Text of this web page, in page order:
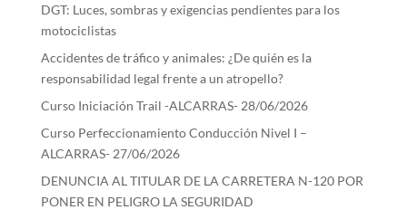
DGT: Luces, sombras y exigencias pendientes para los
motociclistas
Accidentes de tráfico y animales: ¿De quién es la
responsabilidad legal frente a un atropello?
Curso Iniciación Trail -ALCARRAS- 28/06/2026
Curso Perfeccionamiento Conducción Nivel I –
ALCARRAS- 27/06/2026
DENUNCIA AL TITULAR DE LA CARRETERA N-120 POR
PONER EN PELIGRO LA SEGURIDAD